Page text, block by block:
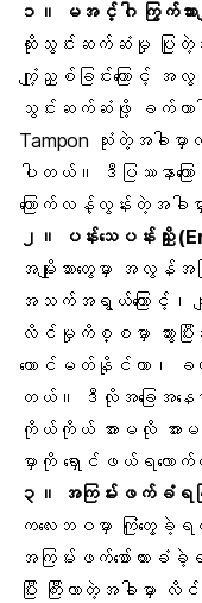
၁။ မအင်္ဂါ ကြွက်သား
ထိုးသွင်းဆက်ဆံမှု ပြုတဲ့
ကျုံ့ညှစ်ခြင်းကြောင့်
သွင်းဆက်ဆံဖို့ ခက်တာ
Tampon သုံးတဲ့အခါမှ
ပါတယ်။ ဒီပြဿနာကြ
ကြောက်လန့်လွန်းတဲ့အခါ
၂။ ပန်းသေပန်းညှိုး
အမျိုးသားတွေမှာ အလွန်
အသက်အရွယ်ကြောင့်၊ က
လိင်မှုကိစ္စမှာ သွားပြီ
ထောင်မတ်နိုင်တာ၊ ခဏလေ
တယ်။ ဒီလိုအခြေအန
ကိုယ်ကိုယ် အားမလို အာ
မှာကို ရှောင်ဖယ်ရလေ
၃။ အကြမ်းဖက်ခံရခ
ကလေးဘဝမှာ ကြုံတွေ့
အကြမ်းဖက်စော်ကား
ပြီး ကြီးလာတဲ့အခါ